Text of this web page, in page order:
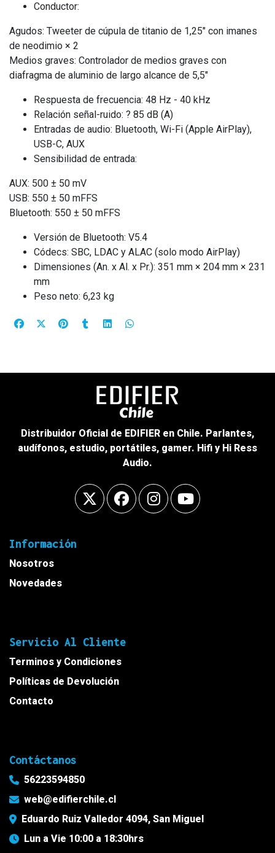
Conductor:
Agudos: Tweeter de cúpula de titanio de 1,25" con imanes
de neodimio × 2
Medios graves: Controlador de medios graves con
diafragma de aluminio de largo alcance de 5,5"
Respuesta de frecuencia: 48 Hz - 40 kHz
Relación señal-ruido: ? 85 dB (A)
Entradas de audio: Bluetooth, Wi-Fi (Apple AirPlay),
USB-C, AUX
Sensibilidad de entrada:
AUX: 500 ± 50 mV
USB: 550 ± 50 mFFS
Bluetooth: 550 ± 50 mFFS
Versión de Bluetooth: V5.4
Códecs: SBC, LDAC y ALAC (solo modo AirPlay)
Dimensiones (An. x Al. x Pr.): 351 mm × 204 mm × 231
mm
Peso neto: 6,23 kg
Distribuidor Oficial de EDIFIER en Chile. Parlantes,
audífonos, estudio, portátiles, gamer. Hifi y Hi Ress
Audio.
Información
Nosotros
Novedades
Servicio Al Cliente
Terminos y Condiciones
Políticas de Devolución
Contacto
Contáctanos
56223594850
web@edifierchile.cl
Eduardo Ruiz Valledor 4094, San Miguel
Lun a Vie 10:00 a 18:30hrs